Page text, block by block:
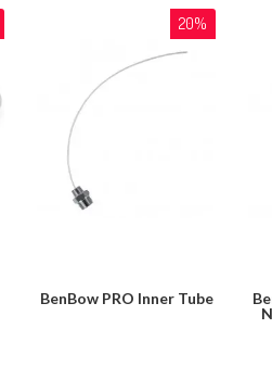
20%
BenBow PRO Inner Tube